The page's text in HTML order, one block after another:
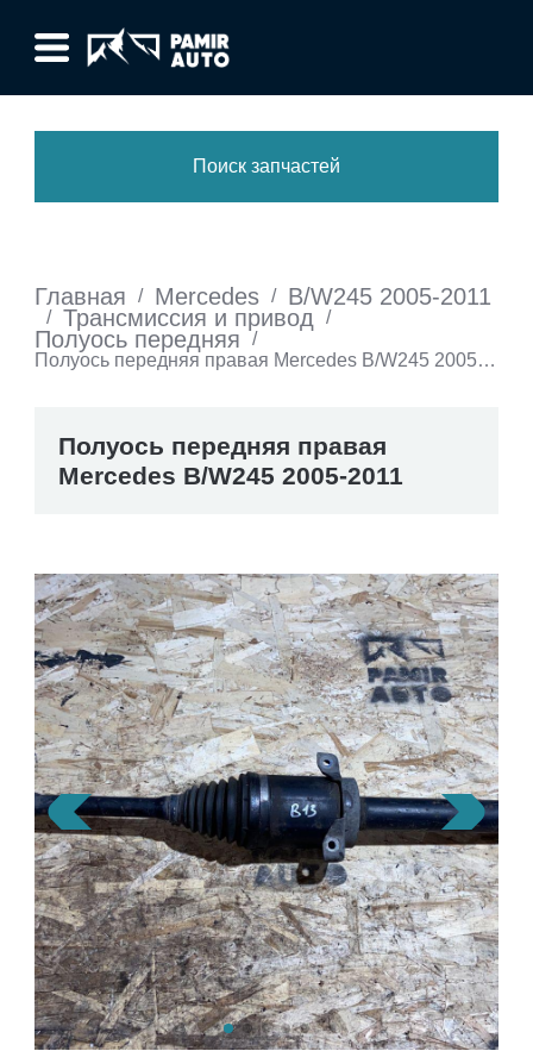
Поиск запчастей
Главная / Mercedes / B/W245 2005-2011
/ Трансмиссия и привод /
Полуось передняя
/
Полуось передняя правая Mercedes B/W245 2005-
Полуось передняя правая
Mercedes B/W245 2005-2011